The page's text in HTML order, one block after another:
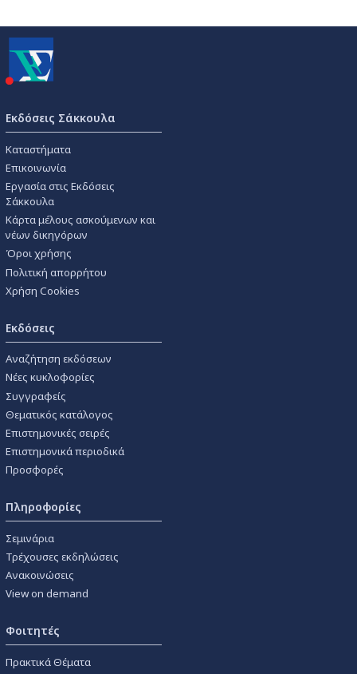
Εκδόσεις Σάκκουλα
Καταστήματα
Επικοινωνία
Εργασία στις Εκδόσεις
Σάκκουλα
Κάρτα μέλους ασκούμενων και
νέων δικηγόρων
Όροι χρήσης
Πολιτική απορρήτου
Χρήση Cookies
Εκδόσεις
Αναζήτηση εκδόσεων
Νέες κυκλοφορίες
Συγγραφείς
Θεματικός κατάλογος
Επιστημονικές σειρές
Επιστημονικά περιοδικά
Προσφορές
Πληροφορίες
Σεμινάρια
Τρέχουσες εκδηλώσεις
Ανακοινώσεις
View on demand
Φοιτητές
Πρακτικά Θέματα